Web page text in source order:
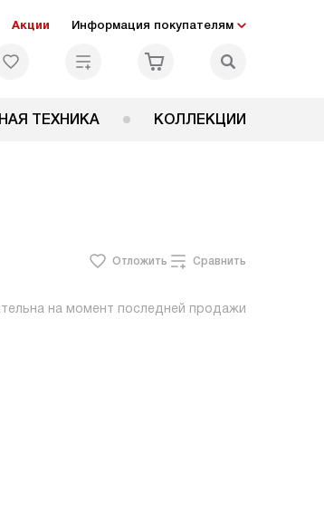
Акции Информация покупателям
ТЕХНИКА КОЛЛЕКЦИИ
Отложить Сравнить
на момент последней продажи